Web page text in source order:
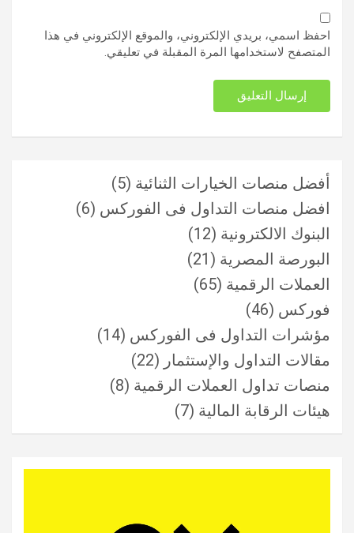
احفظ اسمي، بريدي الإلكتروني، والموقع الإلكتروني في هذا
المتصفح لاستخدامها المرة المقبلة في تعليقي.
أفضل منصات الخيارات الثنائية (5)
افضل منصات التداول فى الفوركس (6)
البنوك الالكترونية (12)
البورصة المصرية (21)
العملات الرقمية (65)
فوركس (46)
مؤشرات التداول فى الفوركس (14)
مقالات التداول والإستثمار (22)
منصات تداول العملات الرقمية (8)
هيئات الرقابة المالية (7)